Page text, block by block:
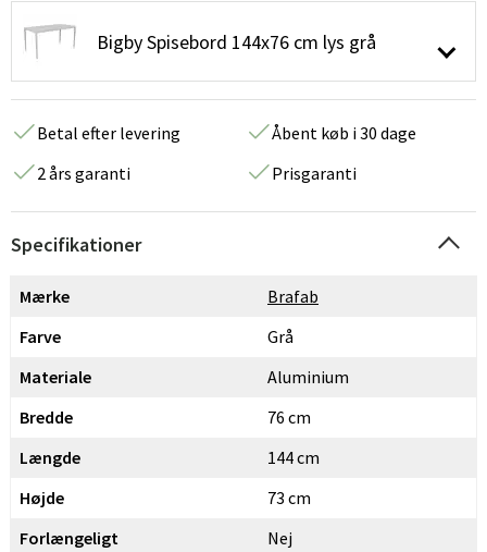
Bigby Spisebord 144x76 cm lys grå
Betal efter levering
Åbent køb i 30 dage
2 års garanti
Prisgaranti
Specifikationer
Mærke
Brafab
Farve
Grå
Materiale
Aluminium
Bredde
76 cm
Længde
144 cm
Højde
73 cm
Forlængeligt
Nej